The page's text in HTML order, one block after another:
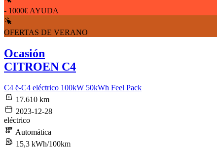
- 1000€ AYUDA
OFERTAS DE VERANO
Ocasión
CITROEN C4
C4 ë-C4 eléctrico 100kW 50kWh Feel Pack
17.610 km
2023-12-28
eléctrico
Automática
15,3 kWh/100km